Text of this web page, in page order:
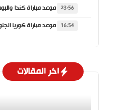
23:56
16:54
اخر المقالات